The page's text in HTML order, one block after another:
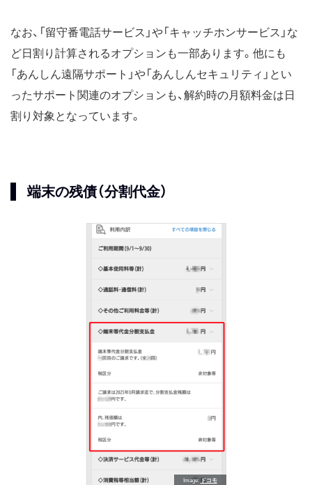
なお、「留守番電話サービス」や「キャッチホンサービス」な
ど日割り計算されるオプションも一部あります。他にも
「あんしん遠隔サポート」や「あんしんセキュリティ」とい
ったサポート関連のオプションも、解約時の月額料金は日
割り対象となっています。
端末の残債（分割代金）
Image ドコモ